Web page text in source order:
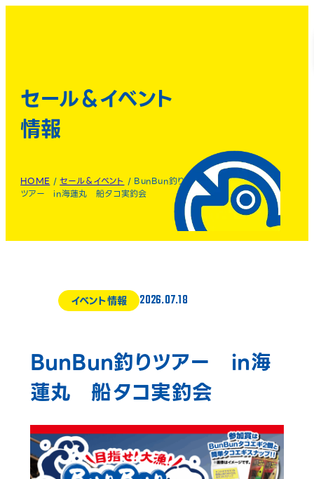
セール＆イベント
情報
HOME /セール＆イベント / BunBun釣り
ツアー in海蓮丸 船タコ実釣会
イベント情報 2026.07.18
BunBun釣りツアー in海
蓮丸 船タコ実釣会